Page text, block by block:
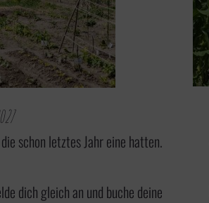
schon letztes Jahr eine hatten.
dich gleich an und buche deine